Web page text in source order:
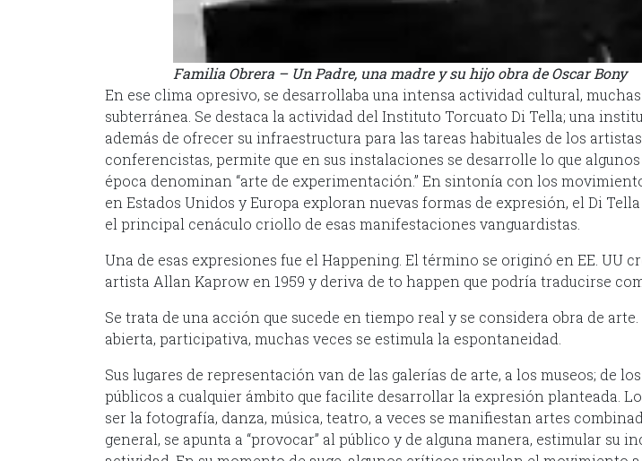
Familia Obrera – Un Padre, una madre y su hijo obra de Oscar Bony
En ese clima opresivo, se desarrollaba una intensa actividad cultural,
subterránea. Se destaca la actividad del Instituto Torcuato Di Tella; una
además de ofrecer su infraestructura para las tareas habituales de los
conferencistas, permite que en sus instalaciones se desarrolle lo que
época denominan “arte de experimentación.” En sintonía con los
en Estados Unidos y Europa exploran nuevas formas de expresión, el Di
el principal cenáculo criollo de esas manifestaciones vanguardistas.
Una de esas expresiones fue el Happening. El término se originó en EE. UU
artista Allan Kaprow en 1959 y deriva de to happen que podría traducirse
Se trata de una acción que sucede en tiempo real y se considera obra de arte.
abierta, participativa, muchas veces se estimula la espontaneidad.
Sus lugares de representación van de las galerías de arte, a los museos; de
públicos a cualquier ámbito que facilite desarrollar la expresión planteada.
ser la fotografía, danza, música, teatro, a veces se manifiestan artes
general, se apunta a “provocar” al público y de alguna manera, estimular su